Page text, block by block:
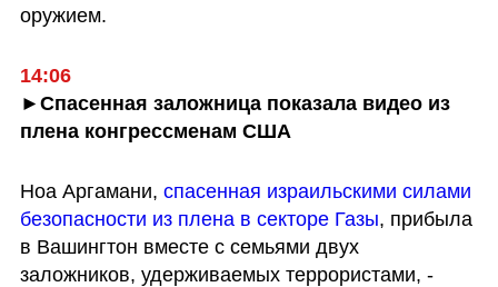
оружием.
14:06
►Спасенная заложница показала видео из
плена конгрессменам США
Ноа Аргамани, спасенная израильскими силами
безопасности из плена в секторе Газы, прибыла
в Вашингтон вместе с семьями двух
заложников, удерживаемых террористами, -